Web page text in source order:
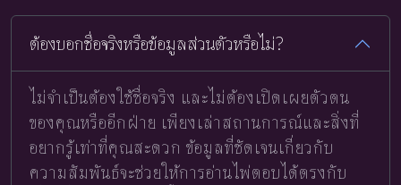
ต้องบอกชื่อจริงหรือข้อมูลส่วนตัวหรือไม่?
ไม่จำเป็นต้องใช้ชื่อจริง และไม่ต้องเปิดเผยตัวตน
ของคุณหรืออีกฝ่าย เพียงเล่าสถานการณ์และสิ่งที่
อยากรู้เท่าที่คุณสะดวก ข้อมูลที่ชัดเจนเกี่ยวกับ
ความสัมพันธ์จะช่วยให้การอ่านไพ่ตอบได้ตรงกับ